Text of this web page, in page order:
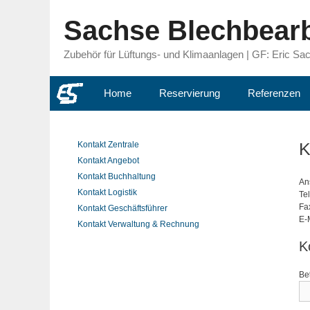
Sachse
Zubehör für Lüftungs- und Klimaanlagen | GF: Eric
Home Reservierung Referenzen
E-
Kontakt Zentrale
Kontakt Angebot
Kontakt Buchhaltung
Kontakt Logistik
Kontakt Geschäftsführer
Kontakt Verwaltung & Rechnung